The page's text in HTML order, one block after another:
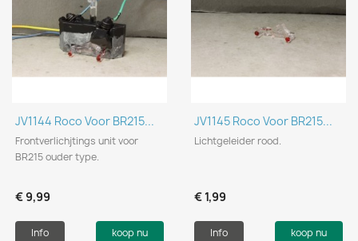
JV1144 Roco Voor BR215...
Frontverlichjtings unit voor
BR215 ouder type.
€ 9,99
Info koop nu
JV1145 Roco Voor BR215...
Lichtgeleider rood.
€ 1,99
Info koop nu